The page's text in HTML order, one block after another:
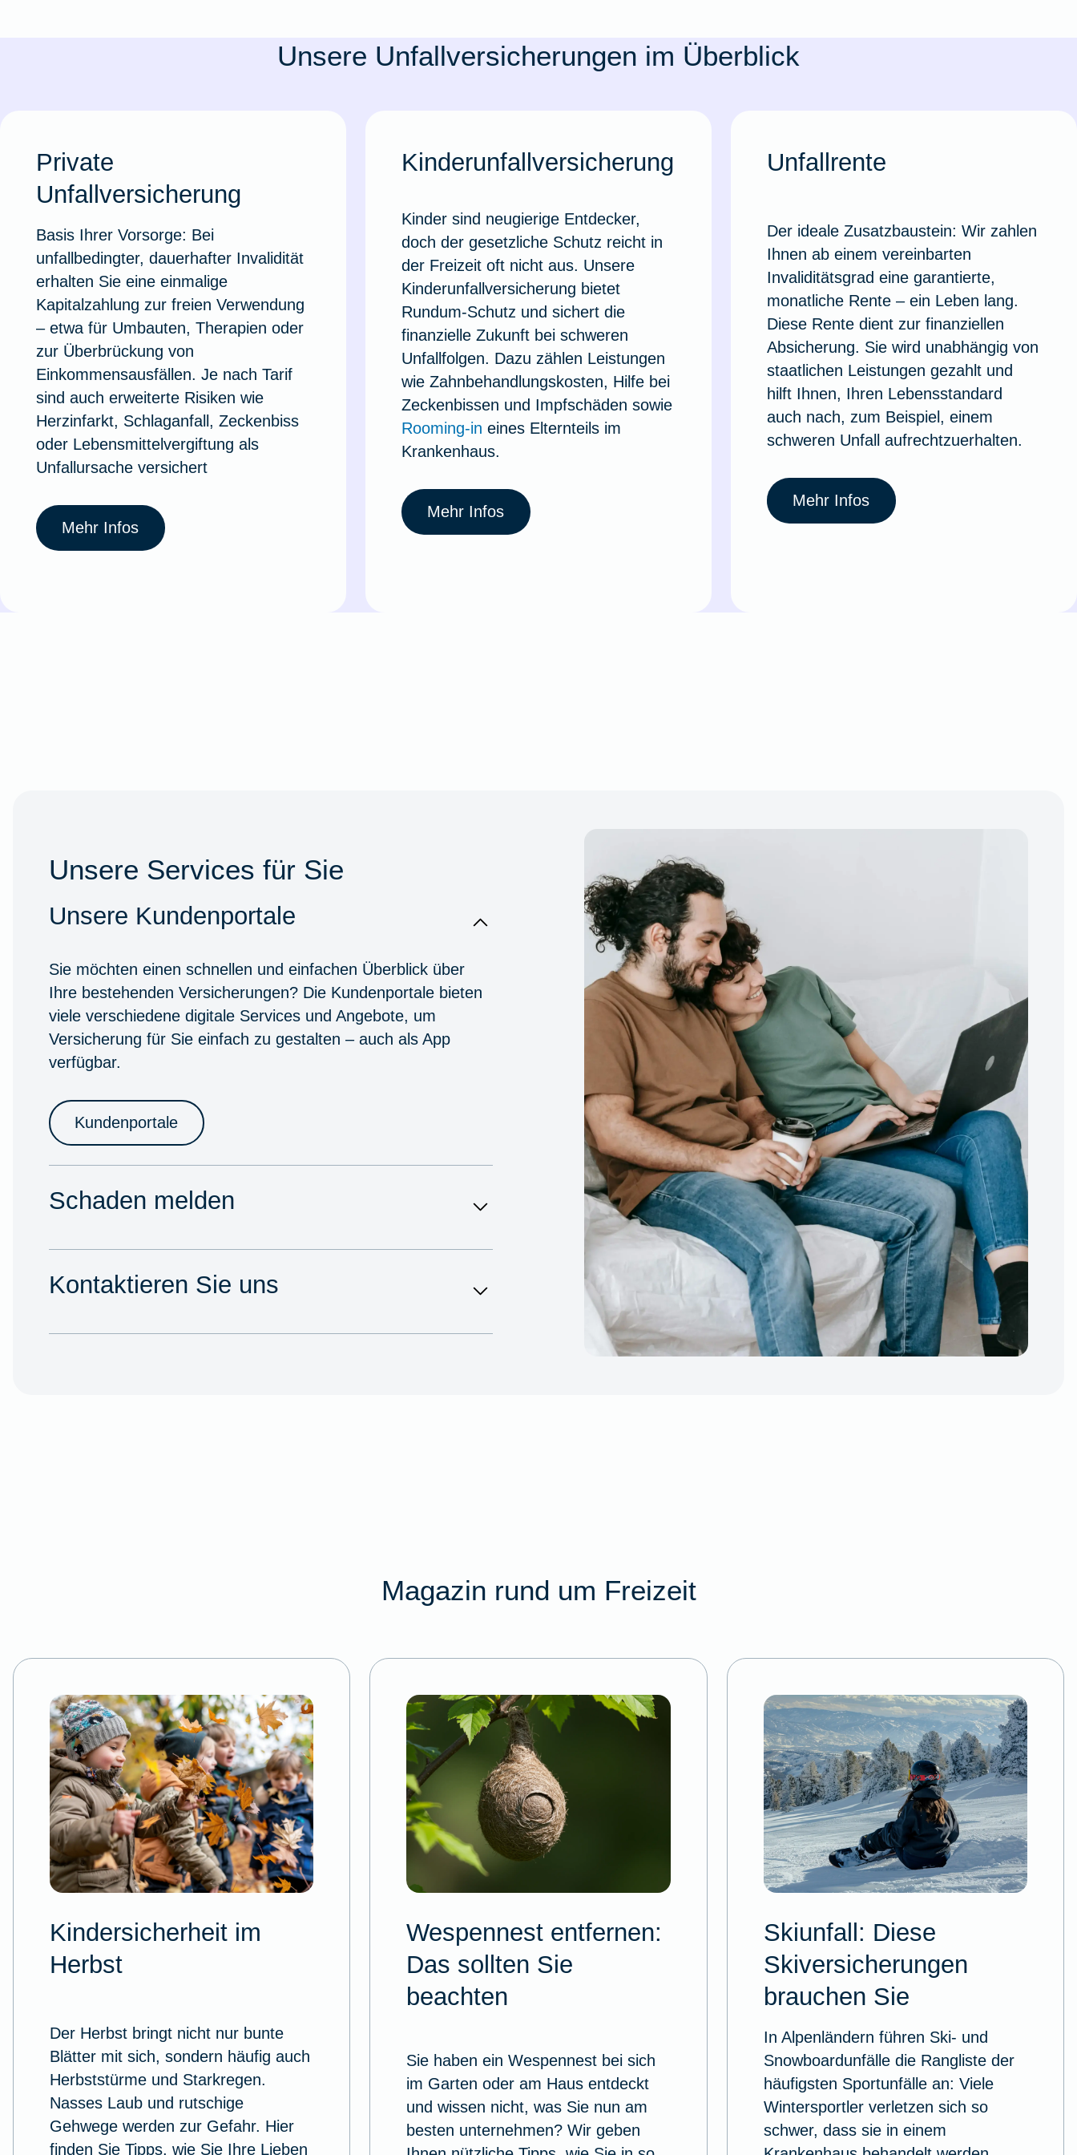
Zur Produktübersicht
Weil du wichtig bist
Unsere Unfallversicherungen im Überblick
Private
Unfallversicherung
Basis Ihrer Vorsorge: Bei
unfallbedingter, dauerhafter Invalidität
erhalten Sie eine einmalige
Kapitalzahlung zur freien Verwendung
– etwa für Umbauten, Therapien oder
zur Überbrückung von
Einkommensausfällen. Je nach Tarif
sind auch erweiterte Risiken wie
Herzinfarkt, Schlaganfall, Zeckenbiss
oder Lebensmittelvergiftung als
Unfallursache versichert
Mehr Infos
Kinderunfallversicherung
Kinder sind neugierige Entdecker,
doch der gesetzliche Schutz reicht in
der Freizeit oft nicht aus. Unsere
Kinderunfallversicherung bietet
Rundum-Schutz und sichert die
finanzielle Zukunft bei schweren
Unfallfolgen. Dazu zählen Leistungen
wie Zahnbehandlungskosten, Hilfe bei
Zeckenbissen und Impfschäden sowie
Rooming-in eines Elternteils im
Krankenhaus.
Mehr Infos
Unfallrente
Der ideale Zusatzbaustein: Wir zahlen
Ihnen ab einem vereinbarten
Invaliditätsgrad eine garantierte,
monatliche Rente – ein Leben lang.
Diese Rente dient zur finanziellen
Absicherung. Sie wird unabhängig von
staatlichen Leistungen gezahlt und
hilft Ihnen, Ihren Lebensstandard
auch nach, zum Beispiel, einem
schweren Unfall aufrechtzuerhalten.
Mehr Infos
Unsere Services für Sie
Unsere Kundenportale
Sie möchten einen schnellen und einfachen Überblick über
Ihre bestehenden Versicherungen? Die Kundenportale bieten
viele verschiedene digitale Services und Angebote, um
Versicherung für Sie einfach zu gestalten – auch als App
verfügbar.
Kundenportale
Schaden melden
Kontaktieren Sie uns
Magazin rund um Freizeit
Kindersicherheit im
Herbst
Der Herbst bringt nicht nur bunte
Blätter mit sich, sondern häufig auch
Herbststürme und Starkregen.
Nasses Laub und rutschige
Gehwege werden zur Gefahr. Hier
finden Sie Tipps, wie Sie Ihre Lieben
Wespennest entfernen:
Das sollten Sie
beachten
Sie haben ein Wespennest bei sich
im Garten oder am Haus entdeckt
und wissen nicht, was Sie nun am
besten unternehmen? Wir geben
Skiunfall: Diese
Skiversicherungen
brauchen Sie
In Alpenländern führen Ski- und
Snowboardunfälle die Rangliste der
häufigsten Sportunfälle an: Viele
Wintersportler verletzen sich so
schwer, dass sie in einem